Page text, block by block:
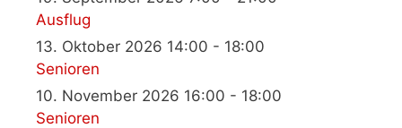
Ausflug
13. Oktober 2026 14:00 - 18:00
Senioren
10. November 2026 16:00 - 18:00
Senioren